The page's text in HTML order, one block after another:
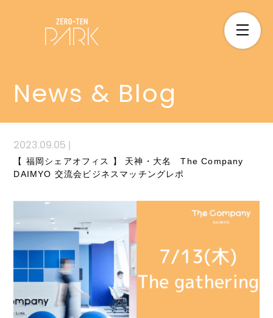
News & Blog
2023.09.05 |
【 福岡シェアオフィス 】 天神・大名 The Company
DAIMYO 交流会ビジネスマッチングレポ